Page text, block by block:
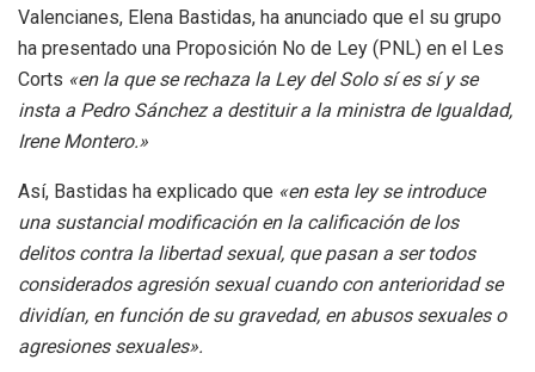
Valencianes, Elena Bastidas, ha anunciado que el su grupo
ha presentado una Proposición No de Ley (PNL) en el Les
Corts «en la que se rechaza la Ley del Solo sí es sí y se
insta a Pedro Sánchez a destituir a la ministra de Igualdad,
Irene Montero.»
Así, Bastidas ha explicado que «en esta ley se introduce
una sustancial modificación en la calificación de los
delitos contra la libertad sexual, que pasan a ser todos
considerados agresión sexual cuando con anterioridad se
dividían, en función de su gravedad, en abusos sexuales o
agresiones sexuales».